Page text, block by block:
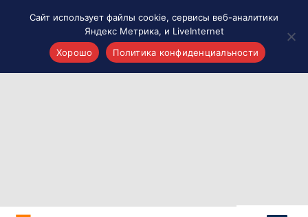
Новости России
Сайт использует файлы cookie, сервисы веб-аналитики
Яндекс Метрика, и LiveInternet
Хорошо
Политика конфиденциальности